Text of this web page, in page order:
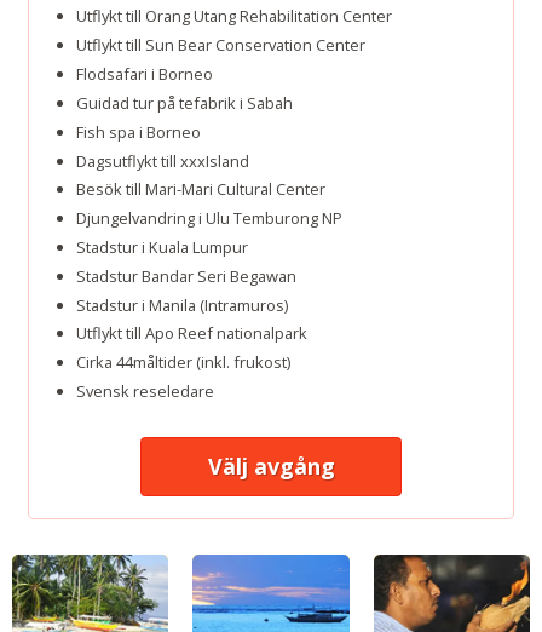
Utflykt till Orang Utang Rehabilitation Center
Utflykt till Sun Bear Conservation Center
Flodsafari i Borneo
Guidad tur på tefabrik i Sabah
Fish spa i Borneo
Dagsutflykt till xxxIsland
Besök till Mari-Mari Cultural Center
Djungelvandring i Ulu Temburong NP
Stadstur i Kuala Lumpur
Stadstur Bandar Seri Begawan
Stadstur i Manila (Intramuros)
Utflykt till Apo Reef nationalpark
Cirka 44måltider (inkl. frukost)
Svensk reseledare
Välj avgång